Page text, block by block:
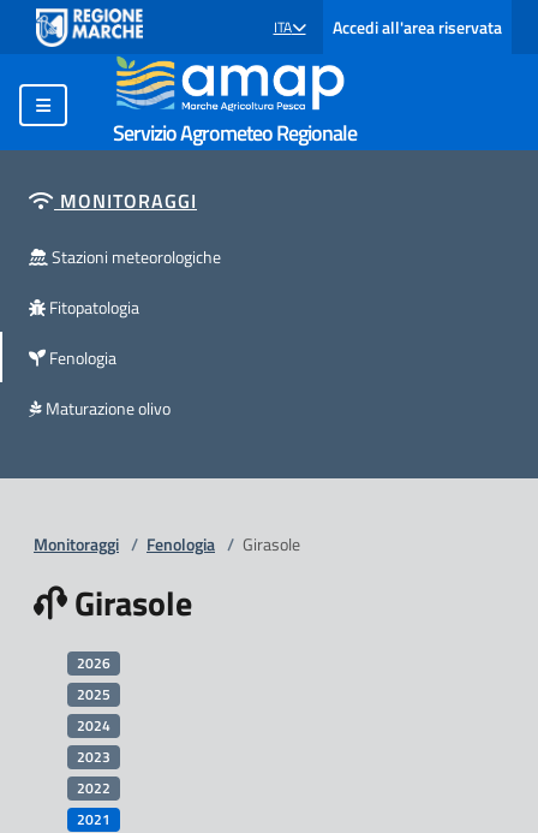
SELEZIONE LINGUA: LINGUA SELEZIONATA
ITA Accedi all'area riservata
Servizio Agrometeo Regionale
MONITORAGGI
Stazioni meteorologiche
Fitopatologia
Fenologia
Maturazione olivo
Monitoraggi / Fenologia / Girasole
Girasole
2026
2025
2024
2023
2022
2021